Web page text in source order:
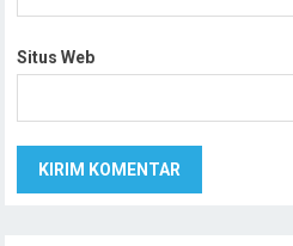
Situs Web